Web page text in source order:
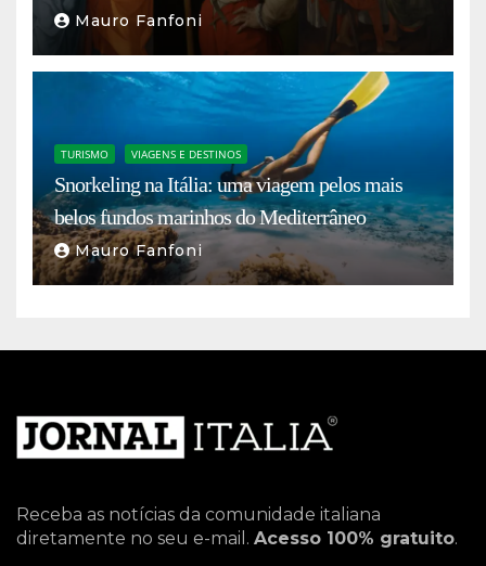
Mauro Fanfoni
TURISMO VIAGENS E DESTINOS
Snorkeling na Itália: uma viagem pelos mais
belos fundos marinhos do Mediterrâneo
Mauro Fanfoni
Receba as notícias da comunidade italiana
diretamente no seu e-mail. Acesso 100% gratuito.